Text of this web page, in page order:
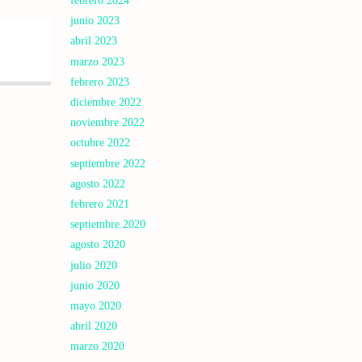
junio 2023
abril 2023
marzo 2023
febrero 2023
diciembre 2022
noviembre 2022
octubre 2022
septiembre 2022
agosto 2022
febrero 2021
septiembre 2020
agosto 2020
julio 2020
junio 2020
mayo 2020
abril 2020
marzo 2020